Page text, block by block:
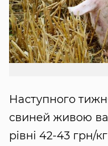
Наступного
свиней живою
рівні 42-43 грн/